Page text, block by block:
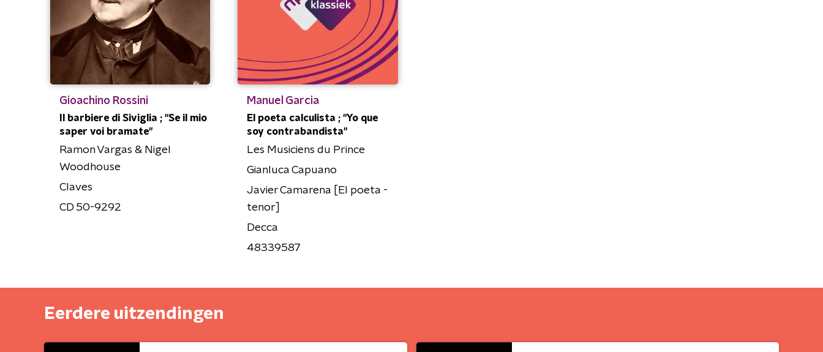
Gioachino Rossini
Il barbiere di Siviglia ; "Se il mio
saper voi bramate"
Ramon Vargas & Nigel
Woodhouse
Claves
CD 50-9292
Manuel Garcia
El poeta calculista ; "Yo que
soy contrabandista"
Les Musiciens du Prince
Gianluca Capuano
Javier Camarena [El poeta -
tenor]
Decca
48339587
Eerdere uitzendingen